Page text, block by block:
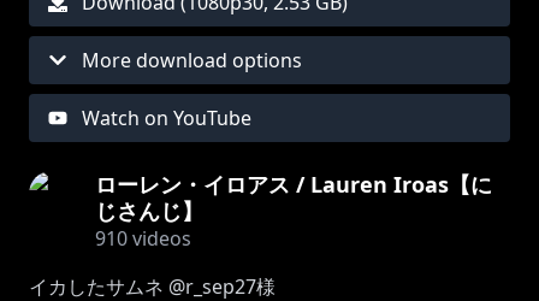
More download options
Watch on YouTube
ローレン・イロアス / Lauren Iroas【に
じさんじ】
910videos
イカしたサムネ @r_sep27様